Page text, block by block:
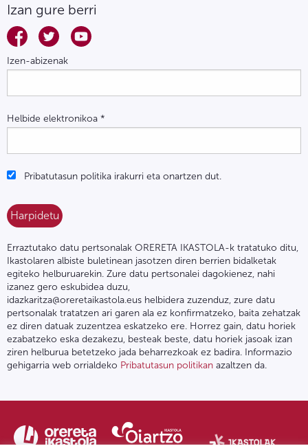
Izan gure berri
Izen-abizenak
Helbide elektronikoa *
Pribatutasun politika irakurri eta onartzen dut.
Erraztutako datu pertsonalak ORERETA IKASTOLA-k tratatuko ditu,
Ikastolaren albiste buletinean jasotzen diren berrien bidalketak
egiteko helburuarekin. Zure datu pertsonalei dagokienez, nahi
izanez gero eskubidea duzu,
idazkaritza@oreretaikastola.eus helbidera zuzenduz, zure datu
pertsonalak tratatzen ari garen ala ez konfirmatzeko, baita zehatzak
ez diren datuak zuzentzea eskatzeko ere. Horrez gain, datu horiek
ezabatzeko eska dezakezu, besteak beste, datu horiek jasoak izan
ziren helburua betetzeko jada beharrezkoak ez badira. Informazio
gehigarria web orrialdeko Pribatutasun politikan azaltzen da.